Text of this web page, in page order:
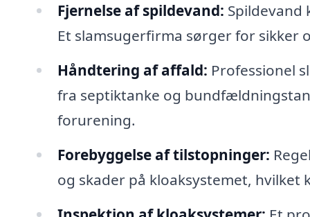
Fjernelse af spildevand: Spildevand
Et slamsugerfirma sørger for sikker
Håndtering af affald: Professionel
fra septiktanke og
forurening.
Forebyggelse af tilstopninger:
og skader på kloaksystemet,